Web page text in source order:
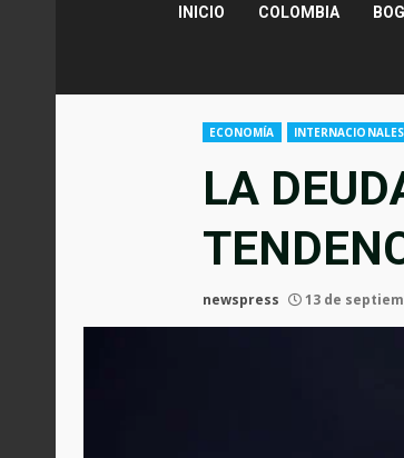
INICIO COLOMBIA
ECONOMÍA INTERNACIONALES
LA
newspress 13 de